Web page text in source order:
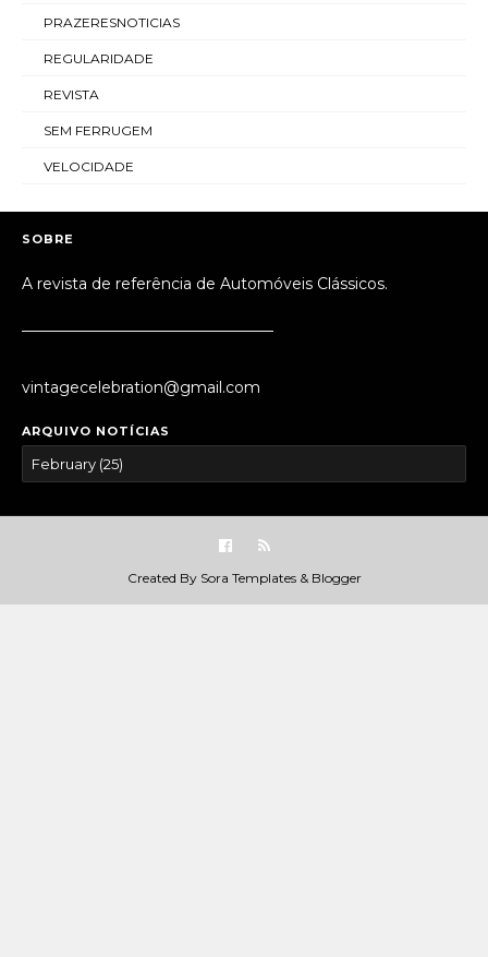
PRAZERESNOTICIAS
REGULARIDADE
REVISTA
SEM FERRUGEM
VELOCIDADE
SOBRE
A revista de referência de Automóveis Clássicos.
vintagecelebration@gmail.com
ARQUIVO NOTÍCIAS
Created By Sora Templates& Blogger